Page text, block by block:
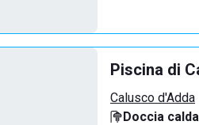
Piscina di
Calusco d'Adda
Doccia calda